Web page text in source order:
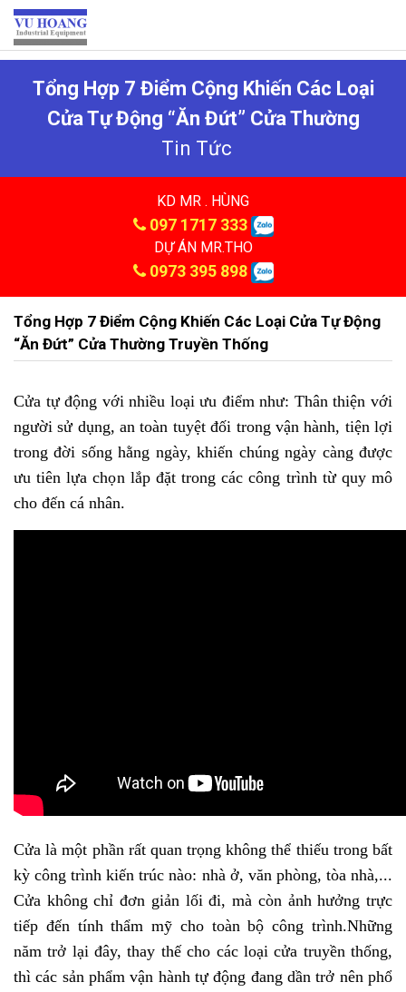
Tổng Hợp 7 Điểm Cộng Khiến Các Loại
Cửa Tự Động “ăn Đứt” Cửa Thường
Tin Tức
KD MR . HÙNG
097 1717 333
DỰ ÁN MR.THO
0973 395 898
Tổng Hợp 7 Điểm Cộng Khiến Các Loại Cửa Tự Động
“ăn Đứt” Cửa Thường Truyền Thống
Cửa tự động với nhiều loại ưu điểm như: Thân thiện với
người sử dụng, an toàn tuyệt đối trong vận hành, tiện lợi
trong đời sống hằng ngày, khiến chúng ngày càng được
ưu tiên lựa chọn lắp đặt trong các công trình từ quy mô
cho đến cá nhân.
Cửa là một phần rất quan trọng không thể thiếu trong bất
kỳ công trình kiến trúc nào: nhà ở, văn phòng, tòa nhà,...
Cửa không chỉ đơn giản lối đi, mà còn ảnh hưởng trực
tiếp đến tính thẩm mỹ cho toàn bộ công trình.Những
năm trở lại đây, thay thế cho các loại cửa truyền thống,
thì các sản phẩm vận hành tự động đang dần trở nên phổ